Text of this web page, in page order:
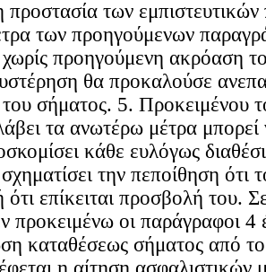
προστασία των
των προηγούμενων
χωρίς προηγούμενη ακρόαση
θα προκαλούσε
του σήματος. 5. Προκειμένου
τα ανωτέρω μέτρα
κάθε ευλόγως
σχηματίσει την πεποίθηση ότι
ότι επίκειται προσβολή του.
προκειμένω οι παράγραφοι
καταθέσεως σήματος από